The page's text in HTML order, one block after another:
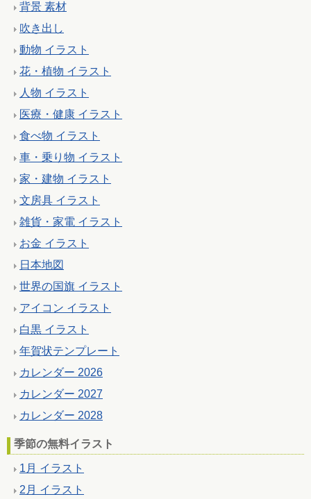
背景 素材
吹き出し
動物 イラスト
花・植物 イラスト
人物 イラスト
医療・健康 イラスト
食べ物 イラスト
車・乗り物 イラスト
家・建物 イラスト
文房具 イラスト
雑貨・家電 イラスト
お金 イラスト
日本地図
世界の国旗 イラスト
アイコン イラスト
白黒 イラスト
年賀状テンプレート
カレンダー 2026
カレンダー 2027
カレンダー 2028
季節の無料イラスト
1月 イラスト
2月 イラスト